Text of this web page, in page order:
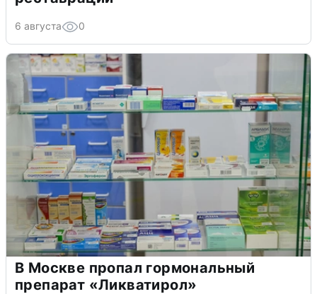
6 августа 0
В Москве пропал гормональный
препарат «Ликватирол»